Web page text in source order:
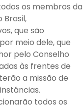
os membros da
Brasil,
que são
meio dele, que
pelo Conselho
às frentes de
a missão de
todos os